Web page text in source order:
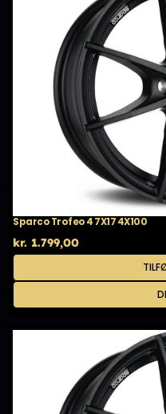
Sparco Trofeo 4 7X17 4X100
kr. 1.799,00